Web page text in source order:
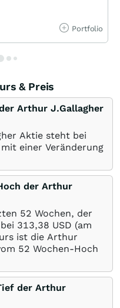
Portfolio
& Preis
Arthur J.Gallagher
Aktie steht bei
einer Veränderung
der Arthur
52 Wochen, der
313,38 USD (am
ist die Arthur
52 Wochen-Hoch
der Arthur